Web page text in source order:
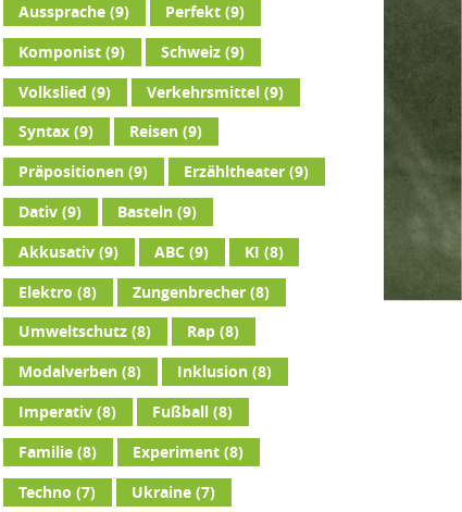
Aussprache (9) Perfekt (9)
Komponist (9) Schweiz (9)
Volkslied (9) Verkehrsmittel (9)
Syntax (9) Reisen (9)
Präpositionen (9) Erzähltheater (9)
Dativ (9) Basteln (9)
Akkusativ (9) ABC (9) KI (8)
Elektro (8) Zungenbrecher (8)
Umweltschutz (8) Rap (8)
Modalverben (8) Inklusion (8)
Imperativ (8) Fußball (8)
Familie (8) Experiment (8)
Techno (7) Ukraine (7)